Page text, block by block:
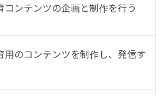
コンテンツの企画と制作を行う
用のコンテンツを制作し、発信す